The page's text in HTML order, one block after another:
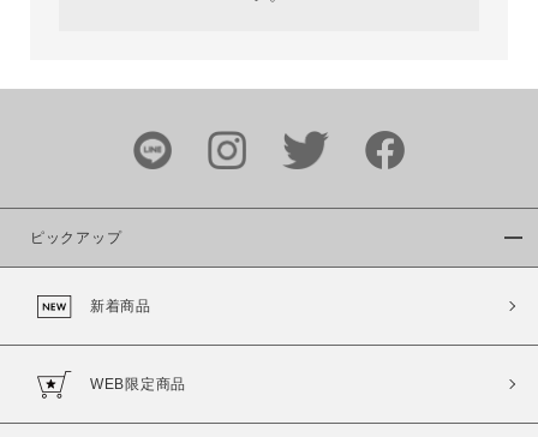
ブランド
カラー
ピックアップ
新着商品
WEB限定商品